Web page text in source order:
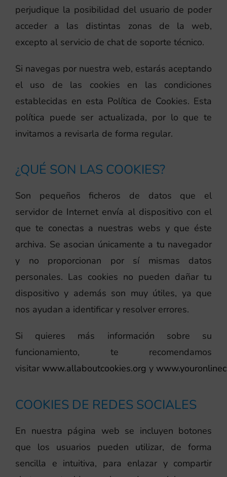
perjudique la posibilidad del usuario de poder
acceder a las distintas zonas de la web,
excepto al servicio de chat de soporte técnico.
Si navegas por nuestra web, estarás aceptando
el uso de las cookies en las condiciones
establecidas en esta Política de Cookies. Esta
política puede ser actualizada, por lo que te
invitamos a revisarla de forma regular.
¿QUÉ SON LAS COOKIES?
Son pequeños ficheros de datos que el
servidor de Internet envía al dispositivo con el
que te conectas a nuestras webs y que éste
archiva. Se asocian únicamente a tu navegador
y no proporcionan por sí mismas datos
personales. Las cookies no pueden dañar tu
dispositivo y además son muy útiles, ya que
nos ayudan a identificar y resolver errores.
Si quieres más información sobre su
funcionamiento, te recomendamos
visitar www.allaboutcookies.org y
COOKIES DE REDES SOCIALES
En nuestra página web se incluyen botones
que los usuarios pueden utilizar, de forma
sencilla e intuitiva, para enlazar y compartir